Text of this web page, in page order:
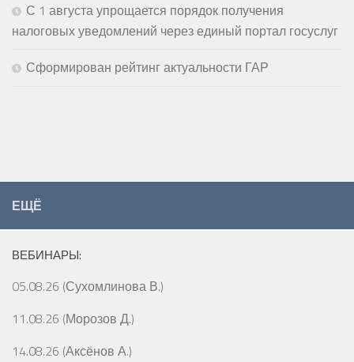
С 1 августа упрощается порядок получения
налоговых уведомлений через единый портал госуслуг
Сформирован рейтинг актуальности ГАР
ЕЩЁ
ВЕБИНАРЫ:
05.08.26 (Сухомлинова В.)
11.08.26 (Морозов Д.)
14.08.26 (Аксёнов А.)